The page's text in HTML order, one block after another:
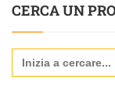
CERCA UN
Search
for: